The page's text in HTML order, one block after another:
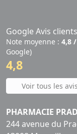
Google Avis clients
Note moyenne : 4,8
Google)
4,8
Voir tous les avis
PHARMACIE
244 avenue du